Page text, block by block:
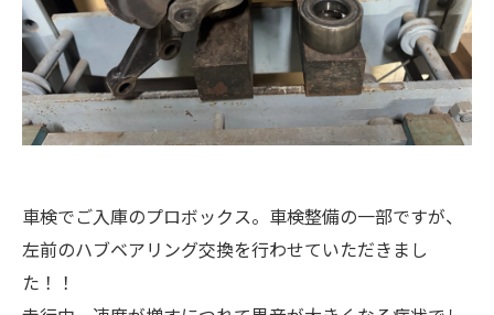
車検でご入庫のプロボックス。車検整備の一部ですが、
左前のハブベアリング交換を行わせていただきまし
た！！